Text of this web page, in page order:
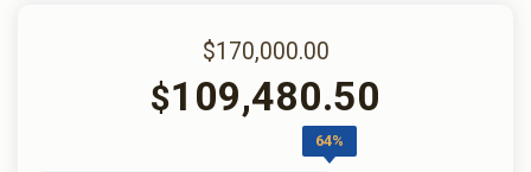
$170,000.00
$109,480.50
64%